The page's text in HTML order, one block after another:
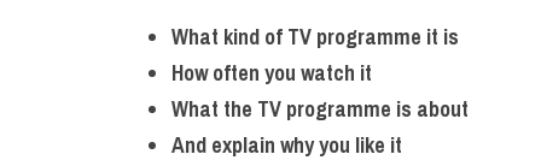
Giải đề THPT
Report đề thi thật IELTS GENERAL
Đề thi thật Task 1
What kind of TV programme it is
How often you watch it
What the TV programme is about
And explain why you like it